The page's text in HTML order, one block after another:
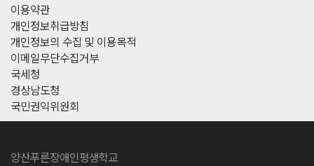
이용약관
개인정보취급방침
개인정보의 수집 및 이용목적
이메일무단수집거부
국세청
경상남도청
국민권익위원회
양산푸른장애인평생학교